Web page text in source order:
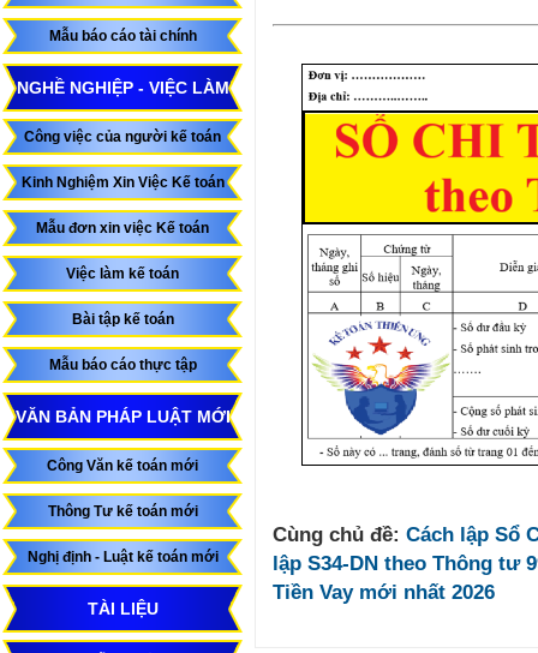
Mẫu báo cáo tài chính
NGHỀ NGHIỆP - VIỆC LÀM
Công việc của người kế toán
Kinh Nghiệm Xin Việc Kế toán
Mẫu đơn xin việc Kế toán
Việc làm kế toán
Bài tập kế toán
Mẫu báo cáo thực tập
VĂN BẢN PHÁP LUẬT MỚI
Công Văn kế toán mới
Thông Tư kế toán mới
Nghị định - Luật kế toán mới
TÀI LIỆU
Cùng chủ đề: Cách lập Sổ
lập S34-DN theo Thông tư
Tiền Vay mới nhất 2026